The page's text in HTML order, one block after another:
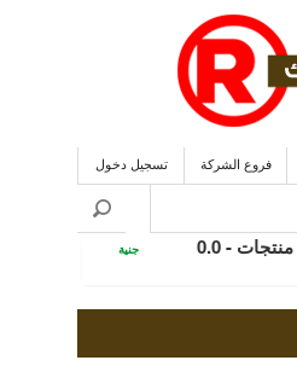
فروع الشركة تسجيل دخول
جنية